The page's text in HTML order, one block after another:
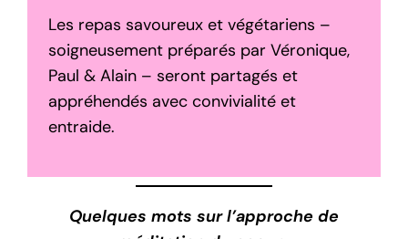
Les repas savoureux et végétariens –
soigneusement préparés par Véronique,
Paul & Alain – seront partagés et
appréhendés avec convivialité et
entraide.
Quelques mots sur l’approche de